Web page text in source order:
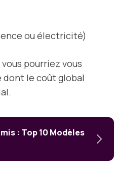
ou électricité)
pourriez vous
dont le coût global
: Top 10 Modèles